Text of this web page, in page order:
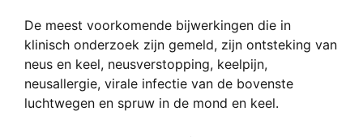
De meest voorkomende bijwerkingen die in
klinisch onderzoek zijn gemeld, zijn ontsteking van
neus en keel, neusverstopping, keelpijn,
neusallergie, virale infectie van de bovenste
luchtwegen en spruw in de mond en keel.